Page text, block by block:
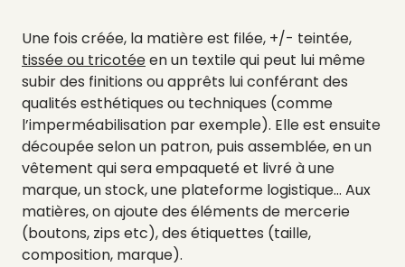
Une fois créée, la matière est filée, +/- teintée,
tissée ou tricotéeen un textile qui peut lui même
subir des finitions ou apprêts lui conférant des
qualités esthétiques ou techniques (comme
l’imperméabilisation par exemple). Elle est ensuite
découpée selon un patron, puis assemblée, en un
vêtement qui sera empaqueté et livré à une
marque, un stock, une plateforme logistique… Aux
matières, on ajoute des éléments de mercerie
(boutons, zips etc), des étiquettes (taille,
composition, marque).